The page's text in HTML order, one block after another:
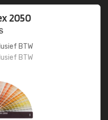
2050
BTW
BTW